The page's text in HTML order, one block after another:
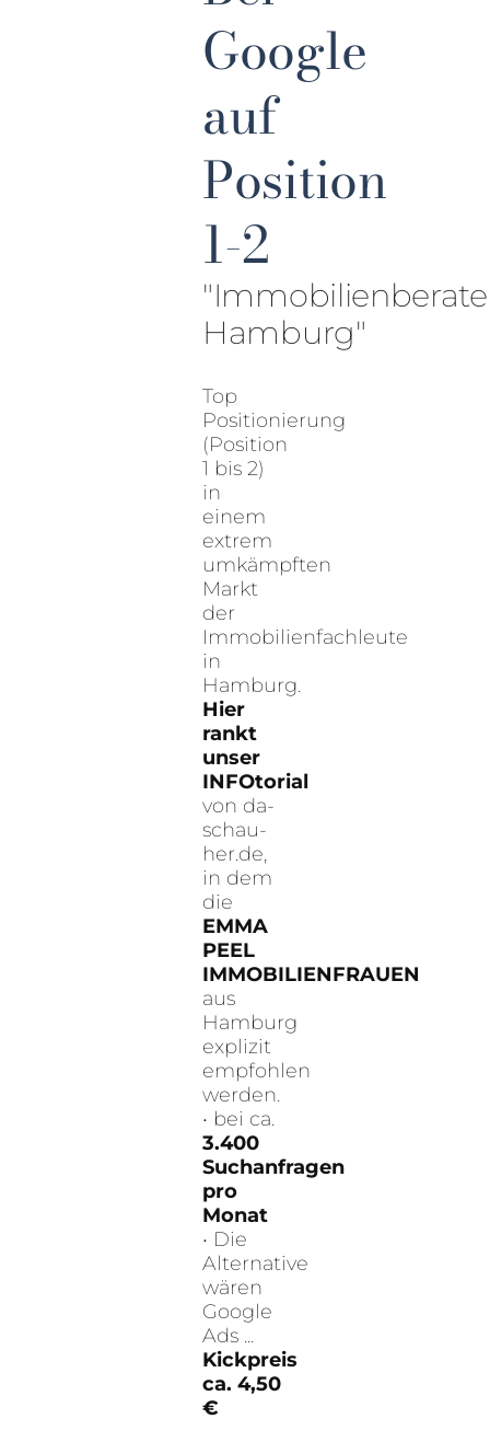
Google
auf
Position
1-2
Hamburg"
Top
Positionierung
(Position
1 bis 2)
in
einem
extrem
umkämpften
Markt
der
Immobilienfachleute
in
Hamburg.
Hier
rankt
unser
INFOtorial
von da-
schau-
her.de,
in dem
die
EMMA
PEEL
IMMOBILIENFRAUEN
aus
Hamburg
explizit
empfohlen
werden.
• bei ca.
3.400
Suchanfragen
pro
Monat
• Die
Alternative
wären
Google
Ads ...
Kickpreis
ca. 4,50
€